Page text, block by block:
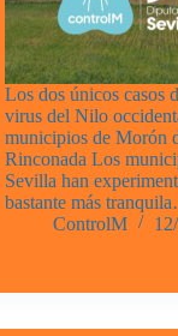
Los dos únicos casos
virus del Nilo
municipios de Morón
Rinconada Los
Sevilla han
bastante más
ControlM